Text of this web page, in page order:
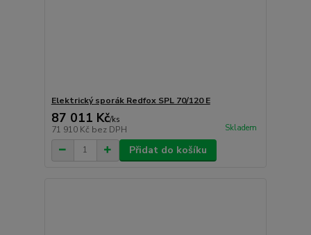
Elektrický sporák Redfox SPL 70/120 E
87 011 Kč/ks
71 910 Kč bez DPH Skladem
Přidat do košíku